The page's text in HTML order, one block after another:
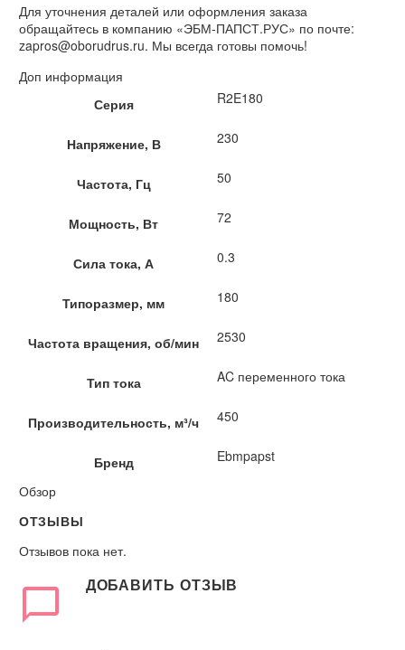
Для уточнения деталей или оформления заказа
обращайтесь в компанию «ЭБМ-ПАПСТ.РУС» по почте:
zapros@oborudrus.ru. Мы всегда готовы помочь!
Доп информация
Серия
R2E180
Напряжение, В 230
Частота, Гц 50
Мощность, Вт 72
Сила тока, А 0.3
Типоразмер, мм 180
Частота вращения, об/мин 2530
Тип тока AC переменного тока
Производительность, м³/ч 450
Бренд
Ebmpapst
Обзор
ОТЗЫВЫ
Отзывов пока нет.
ДОБАВИТЬ ОТЗЫВ